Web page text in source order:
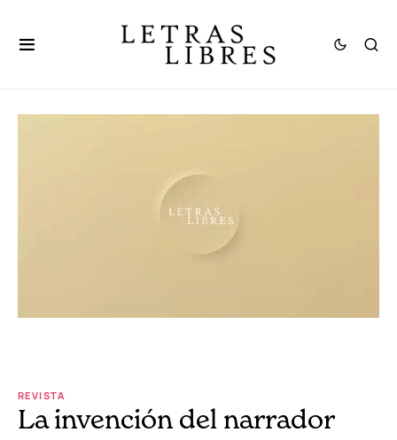
REVISTA
La invención del narrador